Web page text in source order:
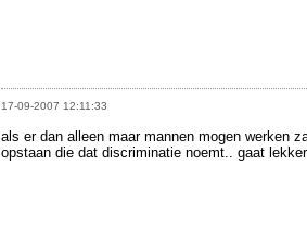
17-09-2007 12:11:33
als er dan alleen maar mannen mogen werken
opstaan die dat discriminatie noemt.. gaat lekker